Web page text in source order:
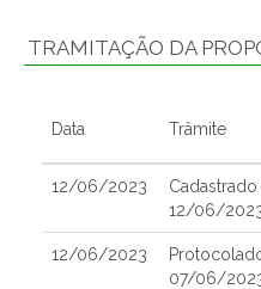
TRAMITAÇÃO DA
Data Trâmite
12/06/2023
12/06/
12/06/2023
07/06/